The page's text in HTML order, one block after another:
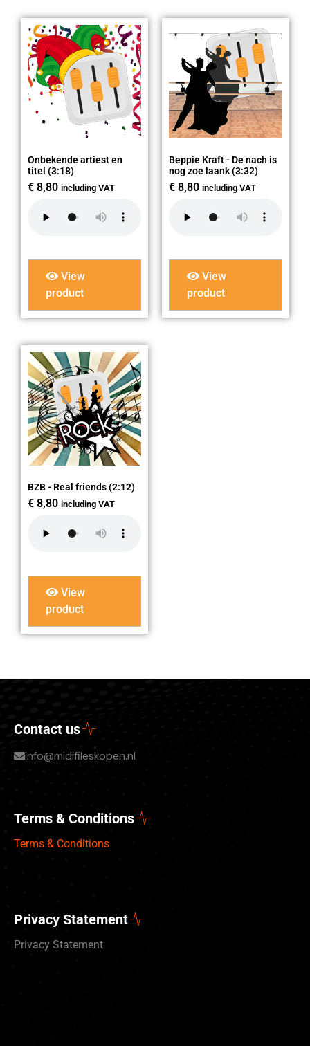
Onbekende artiest en
titel (3:18)
€ 8,80 including VAT
View
product
Beppie Kraft - De nach is
nog zoe laank (3:32)
€ 8,80 including VAT
View
product
BZB - Real friends (2:12)
€ 8,80 including VAT
View
product
Contact us
info@midifileskopen.nl
Terms & Conditions
Terms & Conditions
Privacy Statement
Privacy Statement